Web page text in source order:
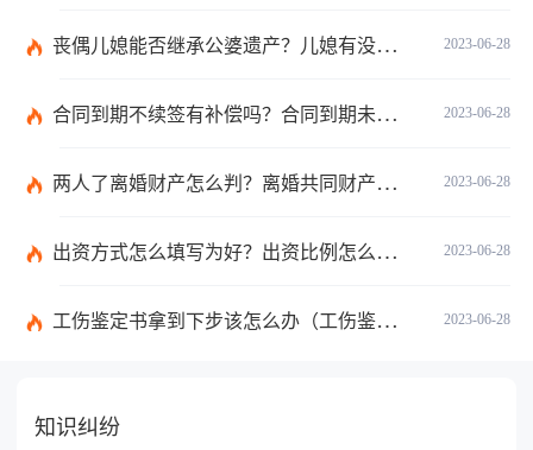
2023-06-28
丧偶儿媳能否继承公婆遗产？儿媳有没有赡养老人的义务？
2023-06-28
合同到期不续签有补偿吗？合同到期未提前30天通知怎么赔偿？ 当前速看
2023-06-28
两人了离婚财产怎么判？离婚共同财产有哪些？_焦点快报
2023-06-28
出资方式怎么填写为好？出资比例怎么填写？
2023-06-28
工伤鉴定书拿到下步该怎么办（工伤鉴定后要是对伤残等级结论不服怎么办）
知识纠纷